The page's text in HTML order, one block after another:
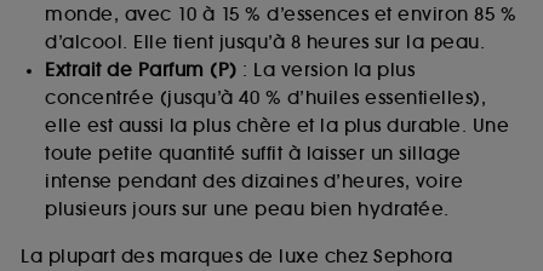
monde, avec 10 à 15 % d’essences et environ 85 %
d’alcool. Elle tient jusqu’à 8 heures sur la peau.
Extrait de Parfum (P) : La version la plus
concentrée (jusqu’à 40 % d’huiles essentielles),
elle est aussi la plus chère et la plus durable. Une
toute petite quantité suffit à laisser un sillage
intense pendant des dizaines d’heures, voire
plusieurs jours sur une peau bien hydratée.
La plupart des marques de luxe chez Sephora